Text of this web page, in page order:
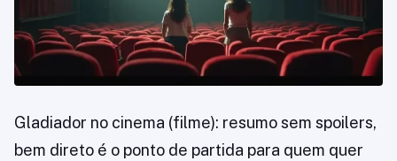
Gladiador no cinema (filme): resumo sem spoilers,
bem direto é o ponto de partida para quem quer